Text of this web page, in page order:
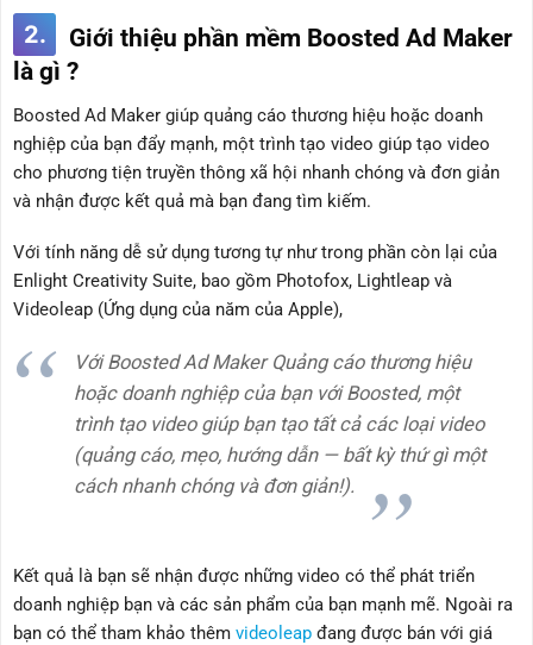
2.
Giới thiệu phần mềm Boosted Ad Maker
là gì ?
Boosted Ad Maker giúp quảng cáo thương hiệu hoặc doanh
nghiệp của bạn đẩy mạnh, một trình tạo video giúp tạo video
cho phương tiện truyền thông xã hội nhanh chóng và đơn giản
và nhận được kết quả mà bạn đang tìm kiếm.
Với tính năng dễ sử dụng tương tự như trong phần còn lại của
Enlight Creativity Suite, bao gồm Photofox, Lightleap và
Videoleap (Ứng dụng của năm của Apple),
Với Boosted Ad Maker Quảng cáo thương hiệu
hoặc doanh nghiệp của bạn với Boosted, một
trình tạo video giúp bạn tạo tất cả các loại video
(quảng cáo, mẹo, hướng dẫn — bất kỳ thứ gì một
cách nhanh chóng và đơn giản!).
Kết quả là bạn sẽ nhận được những video có thể phát triển
doanh nghiệp bạn và các sản phẩm của bạn mạnh mẽ. Ngoài ra
bạn có thể tham khảo thêm videoleap đang được bán với giá